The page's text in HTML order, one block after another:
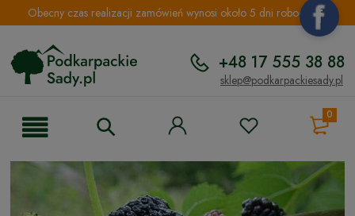
Obecny czas realizacji zamówień wynosi około 5 dni roboczych.
+48 17 555 38 88
sklep@podkarpackiesady.pl
0